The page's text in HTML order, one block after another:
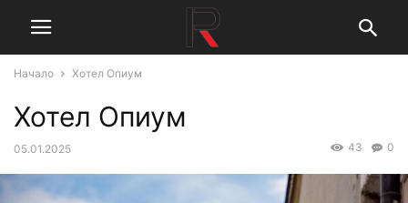
Начало Хотел Опиум
Хотел Опиум
05.01.2025 0
43